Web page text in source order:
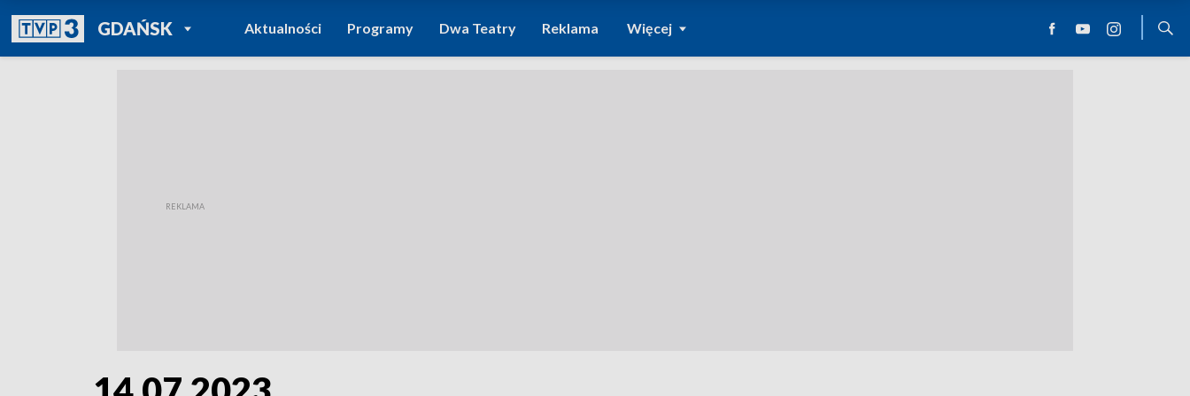
GDAŃSKPOWRÓT DO
TVP REGIONY
Aktualności Programy Dwa Teatry Reklama Więcej